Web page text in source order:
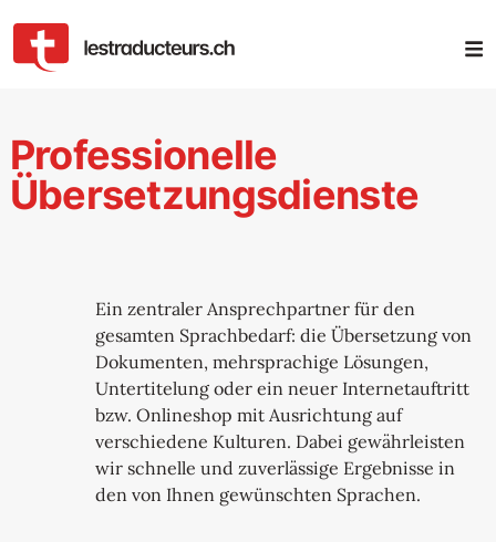
Professionelle
Übersetzungsdienste
Ein zentraler Ansprechpartner für den
gesamten Sprachbedarf: die Übersetzung von
Dokumenten, mehrsprachige Lösungen,
Untertitelung oder ein neuer Internetauftritt
bzw. Onlineshop mit Ausrichtung auf
verschiedene Kulturen. Dabei gewährleisten
wir schnelle und zuverlässige Ergebnisse in
den von Ihnen gewünschten Sprachen.